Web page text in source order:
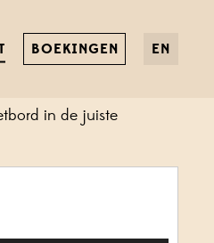
BOEKINGEN EN
in de juiste